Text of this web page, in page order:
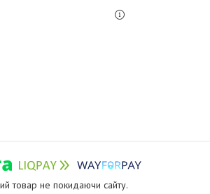
товар не покидаючи сайту.